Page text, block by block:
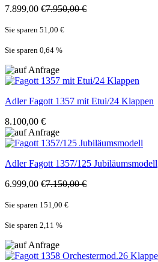
7.899,00 €7.950,00 €
Sie sparen 51,00 €
Sie sparen 0,64 %
AdlerFagott 1357 mit Etui/24 Klappen
8.100,00 €
AdlerFagott 1357/125 Jubiläumsmodell
6.999,00 €7.150,00 €
Sie sparen 151,00 €
Sie sparen 2,11 %